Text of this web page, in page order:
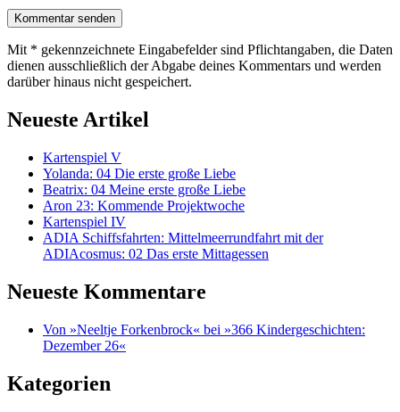
Mit * gekennzeichnete Eingabefelder sind Pflichtangaben, die Daten
dienen ausschließlich der Abgabe deines Kommentars und werden
darüber hinaus nicht gespeichert.
Neueste Artikel
Kartenspiel V
Yolanda: 04 Die erste große Liebe
Beatrix: 04 Meine erste große Liebe
Aron 23: Kommende Projektwoche
Kartenspiel IV
ADIA Schiffsfahrten: Mittelmeerrundfahrt mit der
ADIAcosmus: 02 Das erste Mittagessen
Neueste Kommentare
Von »Neeltje Forkenbrock« bei »366 Kindergeschichten:
Dezember 26«
Kategorien